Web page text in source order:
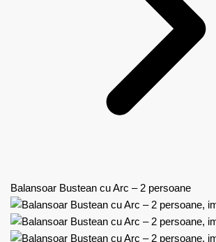
Balansoar Bustean cu Arc – 2 persoane